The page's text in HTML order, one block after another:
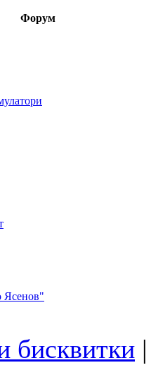
Форум
Ясенов"
бисквитки